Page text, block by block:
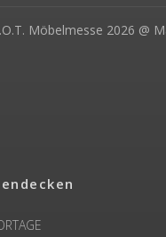
Möbelmesse 2026 @